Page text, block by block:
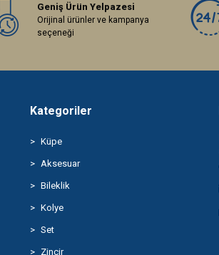
Geniş Ürün Yelpazesi
Orijinal ürünler ve kampanya
seçeneği
Kategoriler
Küpe
Aksesuar
Bileklik
Kolye
Set
Zincir